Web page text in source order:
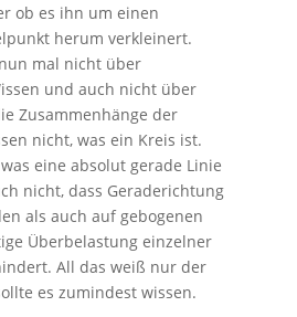
ob es ihn um einen
herum verkleinert.
mal nicht über
und auch nicht über
Zusammenhänge der
nicht, was ein Kreis ist.
eine absolut gerade Linie
nicht, dass Geraderichtung
als auch auf gebogenen
Überbelastung einzelner
All das weiß nur der
es zumindest wissen.